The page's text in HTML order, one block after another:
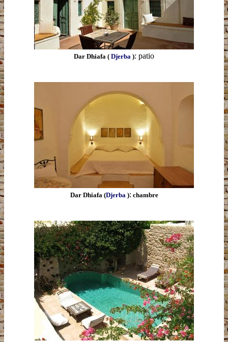
Dar Dhiafa ( Djerba ): patio
Dar Dhiafa (Djerba): chambre